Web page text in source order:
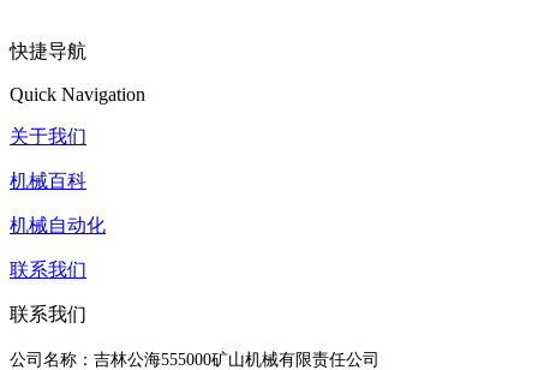
快捷导航
Quick Navigation
关于我们
机械百科
机械自动化
联系我们
联系我们
公司名称：吉林公海555000矿山机械有限责任公司